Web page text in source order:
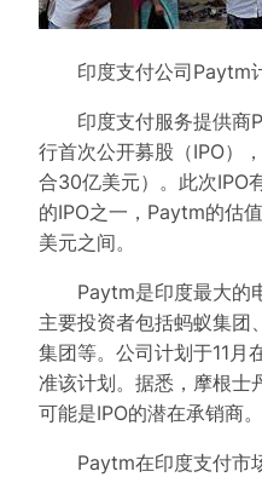
印度支付公司Paytm
印度支付服务提供商
行首次公开募股（IPO）
合30亿美元）。此次IPO
的IPO之一，Paytm的估
美元之间。
Paytm是印度最大的
主要投资者包括蚂蚁集团
集团等。公司计划于11月
准该计划。据悉，摩根士
可能是IPO的潜在承销商。
Paytm在印度支付市